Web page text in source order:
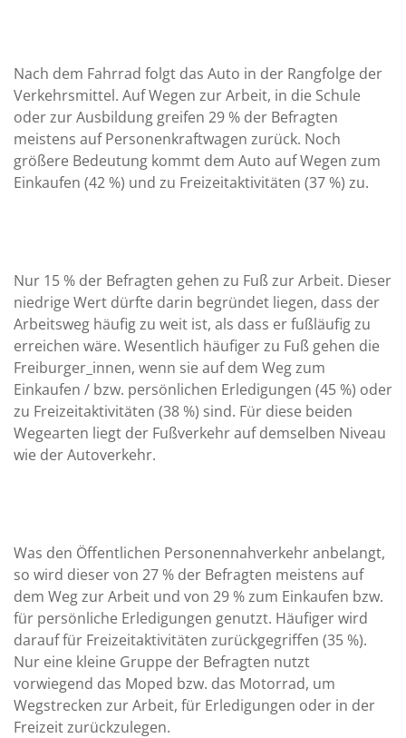
Nach dem Fahrrad folgt das Auto in der Rangfolge der
Verkehrsmittel. Auf Wegen zur Arbeit, in die Schule
oder zur Ausbildung greifen 29 % der Befragten
meistens auf Personenkraftwagen zurück. Noch
größere Bedeutung kommt dem Auto auf Wegen zum
Einkaufen (42 %) und zu Freizeitaktivitäten (37 %) zu.
Nur 15 % der Befragten gehen zu Fuß zur Arbeit. Dieser
niedrige Wert dürfte darin begründet liegen, dass der
Arbeitsweg häufig zu weit ist, als dass er fußläufig zu
erreichen wäre. Wesentlich häufiger zu Fuß gehen die
Freiburger_innen, wenn sie auf dem Weg zum
Einkaufen / bzw. persönlichen Erledigungen (45 %) oder
zu Freizeitaktivitäten (38 %) sind. Für diese beiden
Wegearten liegt der Fußverkehr auf demselben Niveau
wie der Autoverkehr.
Was den Öffentlichen Personennahverkehr anbelangt,
so wird dieser von 27 % der Befragten meistens auf
dem Weg zur Arbeit und von 29 % zum Einkaufen bzw.
für persönliche Erledigungen genutzt. Häufiger wird
darauf für Freizeitaktivitäten zurückgegriffen (35 %).
Nur eine kleine Gruppe der Befragten nutzt
vorwiegend das Moped bzw. das Motorrad, um
Wegstrecken zur Arbeit, für Erledigungen oder in der
Freizeit zurückzulegen.